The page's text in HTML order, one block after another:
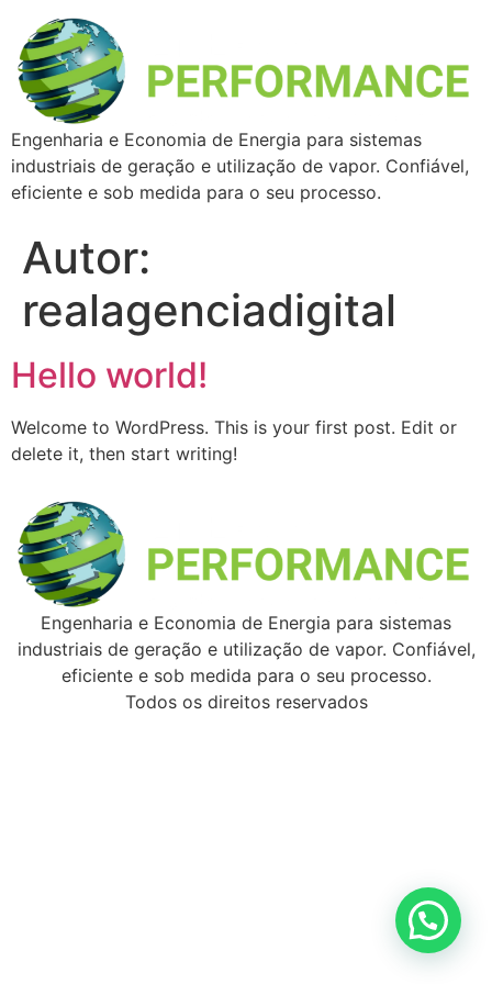
Engenharia e Economia de Energia para sistemas
industriais de geração e utilização de vapor. Confiável,
eficiente e sob medida para o seu processo.
Autor:
realagenciadigital
Hello world!
Welcome to WordPress. This is your first post. Edit or
delete it, then start writing!
Engenharia e Economia de Energia para sistemas
industriais de geração e utilização de vapor. Confiável,
eficiente e sob medida para o seu processo.
Todos os direitos reservados